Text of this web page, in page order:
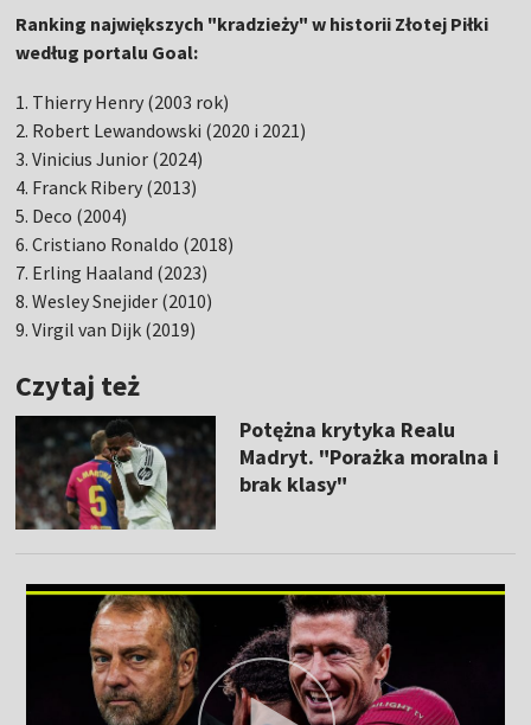
Ranking największych "kradzieży" w historii Złotej Piłki
według portalu Goal:
1. Thierry Henry (2003 rok)
2. Robert Lewandowski (2020 i 2021)
3. Vinicius Junior (2024)
4. Franck Ribery (2013)
5. Deco (2004)
6. Cristiano Ronaldo (2018)
7. Erling Haaland (2023)
8. Wesley Snejider (2010)
9. Virgil van Dijk (2019)
Czytaj też
Potężna krytyka Realu
Madryt. "Porażka moralna i
brak klasy"